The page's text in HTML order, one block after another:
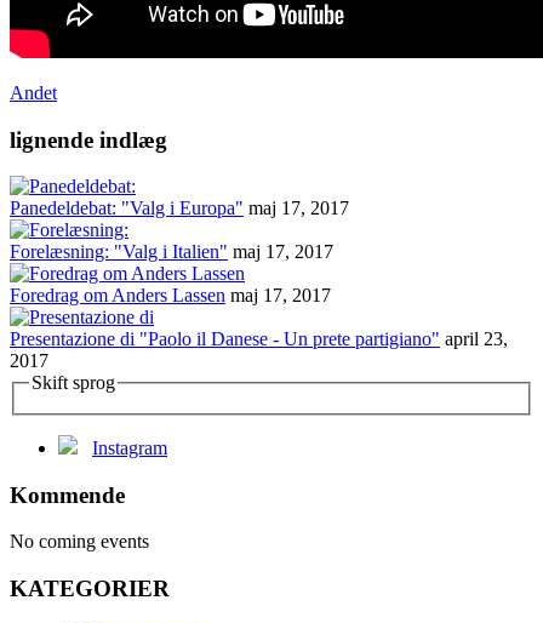
Andet
lignende indlæg
Panedeldebat: "Valg i Europa" maj 17, 2017
Forelæsning: "Valg i Italien" maj 17, 2017
Foredrag om Anders Lassen maj 17, 2017
Presentazione di "Paolo il Danese - Un prete partigiano" april 23,
2017
Skift sprog
Instagram
Kommende
No coming events
KATEGORIER